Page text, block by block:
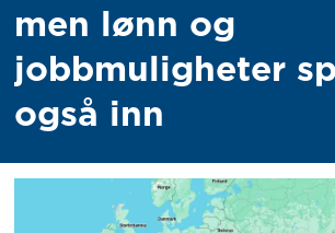
men lønn og
jobbmuligheter
også inn